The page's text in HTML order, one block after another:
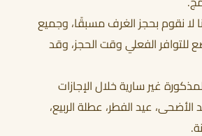
لا نقوم بحجز الغرف مسبقًا، وجميع
للتوافر الفعلي وقت الحجز، وقد
غير سارية خلال الإجازات
عيد الفطر، عطلة الربيع،